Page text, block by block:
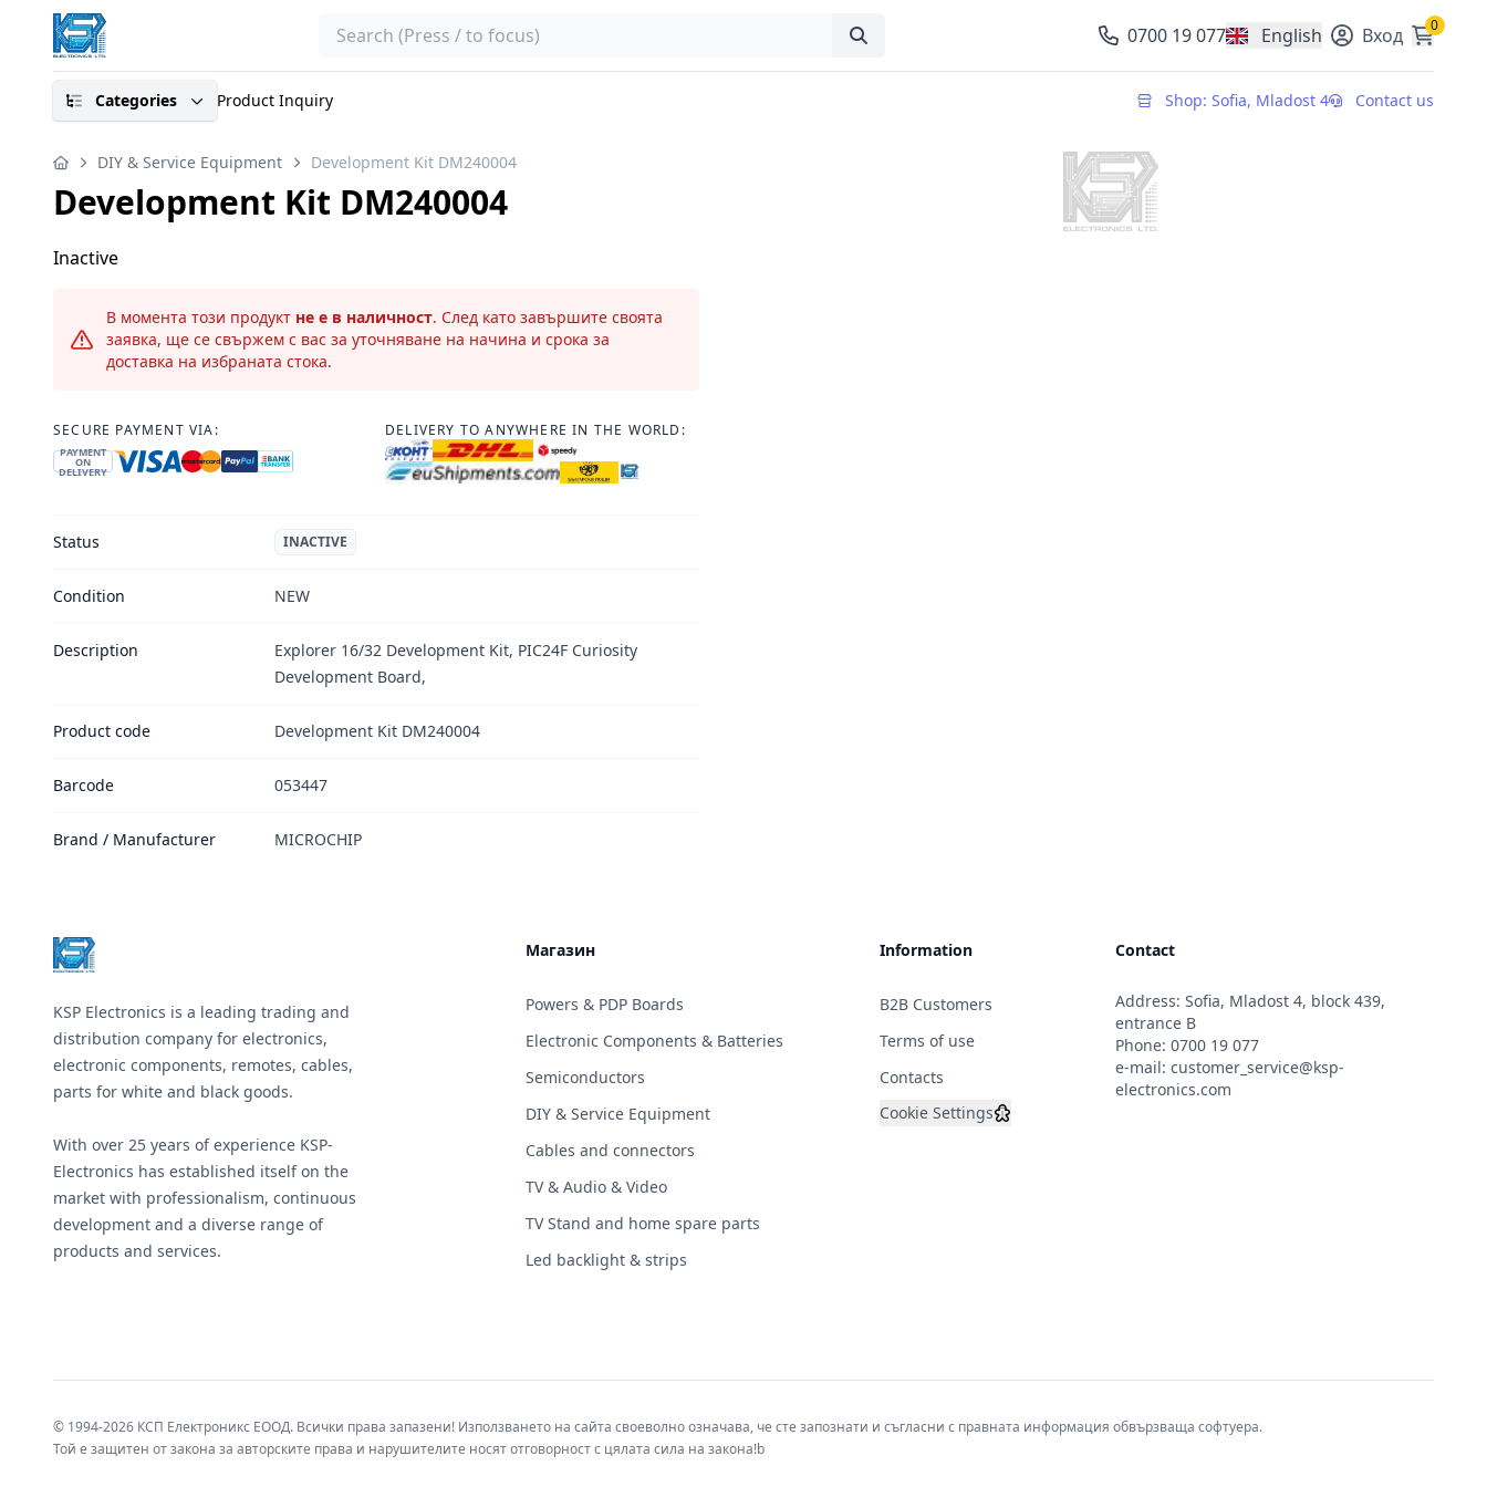
Search 0700 19 077 English
, change currencyВход 0
Categories Product Inquiry Shop: Sofia, Mladost 4 Contact us
DIY & Service Equipment Development Kit DM240004
Development Kit DM240004
Inactive
В момента този продукт не е в наличност. След като завършите своята
заявка, ще се свържем с вас за уточняване на начина и срока за
доставка на избраната стока.
SECURE PAYMENT VIA:
PAYMENT
ON
DELIVERY
DELIVERY TO ANYWHERE IN THE WORLD:
Status INACTIVE
Condition NEW
Description
Explorer 16/32 Development Kit, PIC24F Curiosity
Development Board,
Product code Development Kit DM240004
Barcode 053447
Brand / Manufacturer MICROCHIP
KSP Electronics is a leading trading and
distribution company for electronics,
electronic components, remotes, cables,
parts for white and black goods.
With over 25 years of experience KSP-
Electronics has established itself on the
market with professionalism, continuous
development and a diverse range of
products and services.
Магазин
Powers & PDP Boards
Electronic Components & Batteries
Semiconductors
DIY & Service Equipment
Cables and connectors
TV & Audio & Video
TV Stand and home spare parts
Led backlight & strips
Information
B2B Customers
Terms of use
Contacts
Cookie Settings
Contact
Address: Sofia, Mladost 4, block 439,
entrance B
Phone: 0700 19 077
e-mail: customer_service@ksp-
electronics.com
© 1994-2026 КСП Електроникс ЕООД. Всички права запазени! Използването на сайта своеволно означава, че сте запознати и съгласни с правната информация обвързваща софтуера.
Той е защитен от закона за авторските права и нарушителите носят отговорност с цялата сила на закона!b